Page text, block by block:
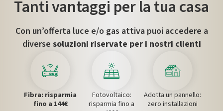
Tanti vantaggi per la tua casa
Con un’offerta luce e/o gas attiva puoi accedere a
diverse soluzioni riservate per i nostri clienti
Fibra: risparmia fino a 144€
Fibra: risparmia
fino a 144€
Fotovoltaico: risparmia fino a 400€
Fotovoltaico:
risparmia fino a
Adotta un pannello: zero
Adotta un pannello:
zero installazioni